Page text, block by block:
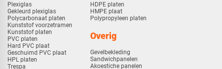
Plexiglas
Gekleurd plexiglas
Polycarbonaat platen
Kunststof voorzetramen
Kunststof platen
PVC platen
Hard PVC plaat
Geschuimd PVC plaat
HPL platen
Trespa
HDPE platen
HMPE plaat
Polypropyleen platen
Overig
Gevelbekleding
Sandwichpanelen
Akoestiche panelen